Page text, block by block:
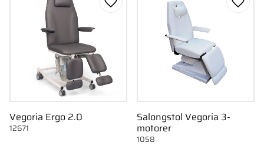
Vegoria Ergo 2.0
12671
Lägg till i favoriter
Salongstol Vegoria 3-
motorer
1058
Lägg